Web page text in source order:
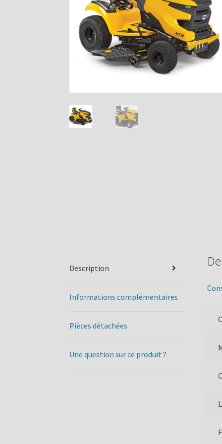
Description
Informations complémentaires
Pièces détachées
Une question sur ce produit ?